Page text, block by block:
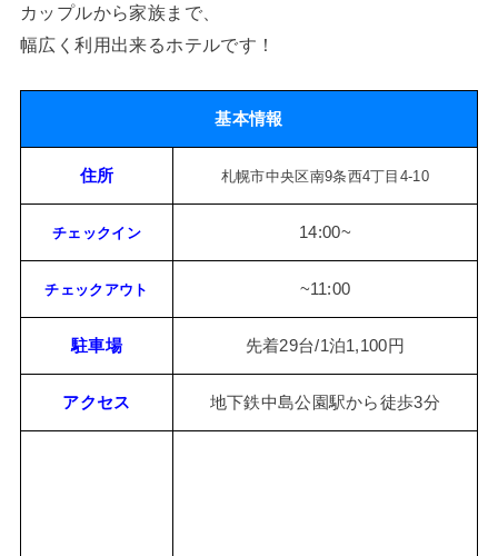
カップルから家族まで、
幅広く利用出来るホテルです！
基本情報
住所 札幌市中央区南9条西4丁目4-10
チェックイン 14:00~
チェックアウト ~11:00
駐車場 先着29台/1泊1,100円
アクセス 地下鉄中島公園駅から徒歩3分